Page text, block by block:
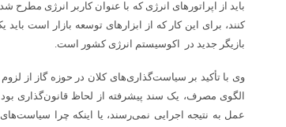
باید از اپراتورهای انرژی که با عنوان کاربر انرژی
کنند، برای این کار که از ابزارهای توسعه بازار است
بازیگر جدید در اکوسیستم انرژی کشور است.
وی با تأکید بر سیاست‌گذاری‌های کلان در حوزه گاز از
الگوی مصرف، یک سند پیشرفته از لحاظ قانون‌گذاری
عمل به نتیجه اجرایی نمی‌رسند، یا اینکه چرا